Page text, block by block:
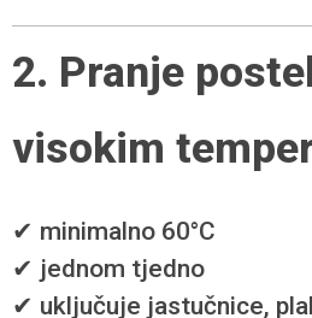
2. Pranje
visokim
✔ minimalno 60°C
✔ jednom tjedno
✔ uključuje jastučnice,